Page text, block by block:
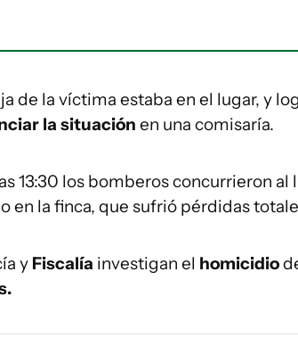
de la víctima estaba en el lugar, y
la situación en una comisaría.
13:30 los bomberos concurrieron
en la finca, que sufrió pérdidas
y Fiscalía investigan el homicidio